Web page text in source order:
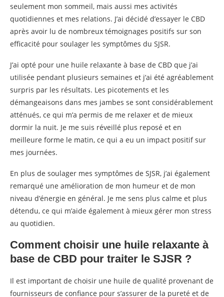
seulement mon sommeil, mais aussi mes activités
quotidiennes et mes relations. J’ai décidé d’essayer le CBD
après avoir lu de nombreux témoignages positifs sur son
efficacité pour soulager les symptômes du SJSR.
J’ai opté pour une huile relaxante à base de CBD que j’ai
utilisée pendant plusieurs semaines et j’ai été agréablement
surpris par les résultats. Les picotements et les
démangeaisons dans mes jambes se sont considérablement
atténués, ce qui m’a permis de me relaxer et de mieux
dormir la nuit. Je me suis réveillé plus reposé et en
meilleure forme le matin, ce qui a eu un impact positif sur
mes journées.
En plus de soulager mes symptômes de SJSR, j’ai également
remarqué une amélioration de mon humeur et de mon
niveau d’énergie en général. Je me sens plus calme et plus
détendu, ce qui m’aide également à mieux gérer mon stress
au quotidien.
Comment choisir une huile relaxante à
base de CBD pour traiter le SJSR ?
Il est important de choisir une huile de qualité provenant de
fournisseurs de confiance pour s’assurer de la pureté et de